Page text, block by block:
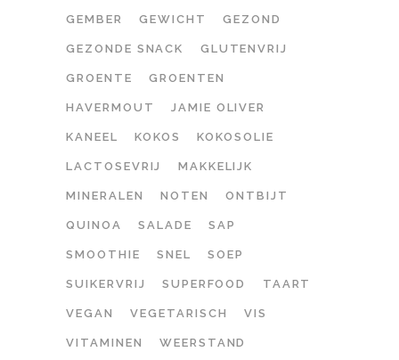
GEMBER GEWICHT GEZOND
GEZONDE SNACK GLUTENVRIJ
GROENTE GROENTEN
HAVERMOUT JAMIE OLIVER
KANEEL KOKOS KOKOSOLIE
LACTOSEVRIJ MAKKELIJK
MINERALEN NOTEN ONTBIJT
QUINOA SALADE SAP
SMOOTHIE SNEL SOEP
SUIKERVRIJ SUPERFOOD TAART
VEGAN VEGETARISCH VIS
VITAMINEN WEERSTAND